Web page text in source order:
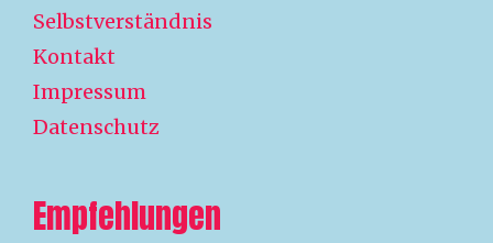
Selbstverständnis
Kontakt
Impressum
Datenschutz
Empfehlungen